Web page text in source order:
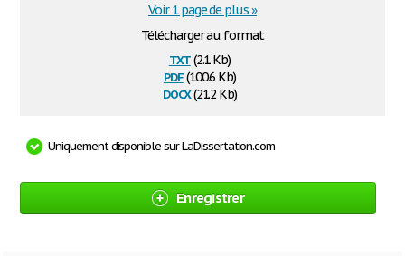
Télécharger au format
txt(2.1 Kb)
pdf(100.6 Kb)
docx(21.2 Kb)
Voir 1 page de plus »
Uniquement disponible sur LaDissertation.com
Enregistrer